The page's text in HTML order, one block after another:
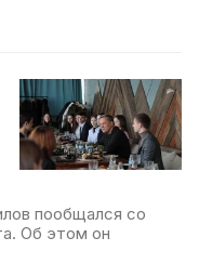
пообщался со
Об этом он